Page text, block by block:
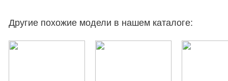
Другие похожие модели в нашем каталоге: